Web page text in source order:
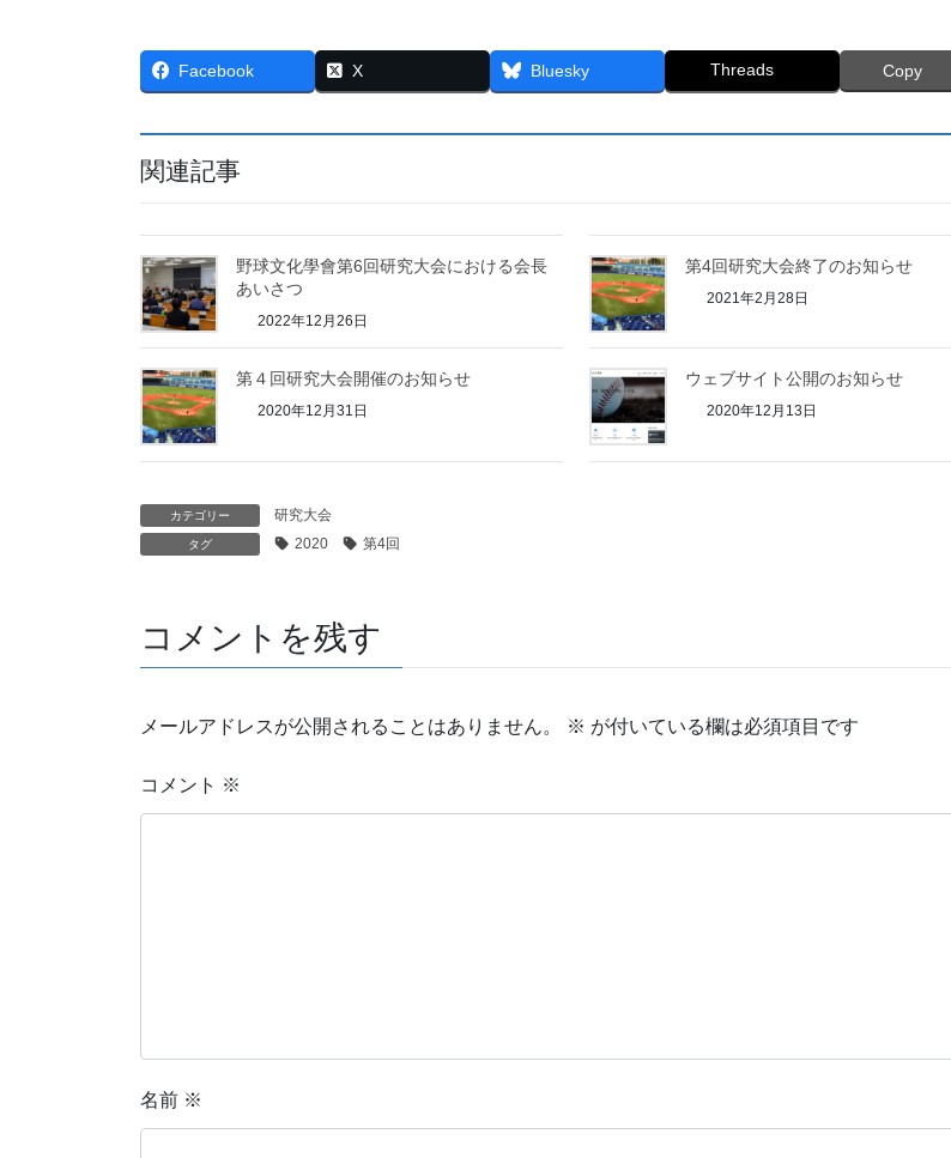
Facebook X Bluesky Threads Copy
関連記事
野球文化學會第6回研究大会における会長
あいさつ
2022年12月26日
第4回研究大会終了のお知らせ
2021年2月28日
第４回研究大会開催のお知らせ
2020年12月31日
ウェブサイト公開のお知らせ
2020年12月13日
カテゴリー 研究大会
タグ 2020 第4回
コメントを残す
メールアドレスが公開されることはありません。 ※ が付いている欄は必須項目です
コメント ※
名前 ※